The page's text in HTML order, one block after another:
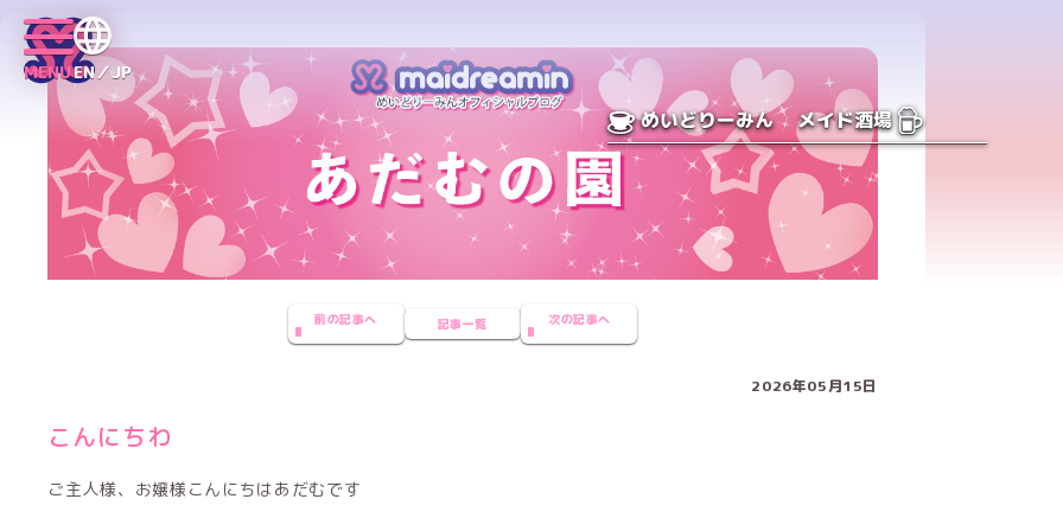
MENUEN／JP
めいどりーみん メイド酒場
前の記事へ 記事一覧 次の記事へ
2026年05月15日
こんにちわ
ご主人様、お嬢様こんにちはあだむです